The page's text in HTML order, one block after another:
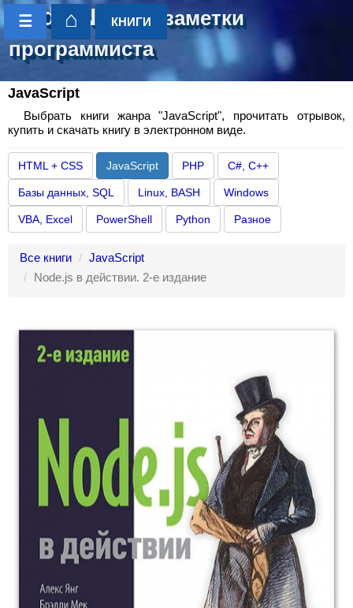
CoderNotes- заметки
программиста
⌂
☰ КНИГИ
JavaScript
Выбрать книги жанра "JavaScript", прочитать отрывок,
купить и скачать книгу в электронном виде.
HTML + CSS JavaScript PHP C#, C++
Базы данных, SQL Linux, BASH Windows
VBA, Excel PowerShell Python Разное
Все книги
JavaScript
Node.js в действии. 2-е издание